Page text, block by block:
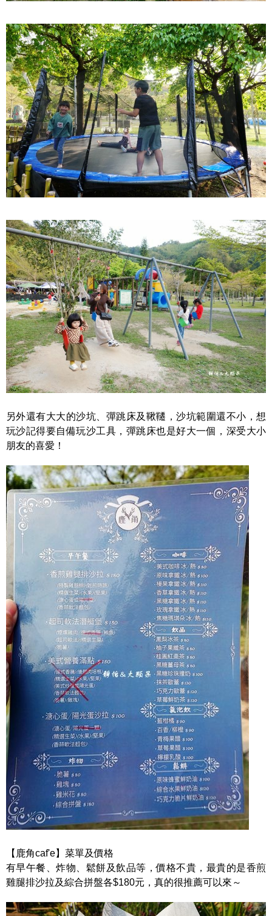
另外還有大大的沙坑、彈跳床及鞦韆，沙坑範圍還不小，想
玩沙記得要自備玩沙工具，彈跳床也是好大一個，深受大小
朋友的喜愛！
【鹿角caf'e】菜單及價格
有早午餐、炸物、鬆餅及飲品等，價格不貴，最貴的是香煎
雞腿排沙拉及綜合拼盤各$180元，真的很推薦可以來～